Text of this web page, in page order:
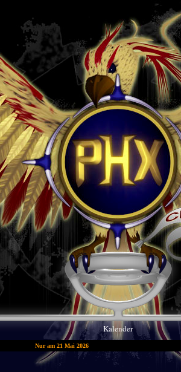
Kalender
Nur am 21 Mai 2026